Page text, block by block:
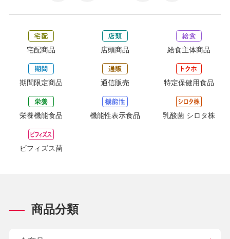
宅配商品 店頭商品 給食主体商品
期間限定商品 通信販売 特定保健用食品
栄養機能食品 機能性表示食品 乳酸菌 シロタ株
ビフィズス菌
商品分類